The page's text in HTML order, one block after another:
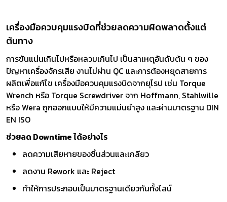
เครื่องมือควบคุมแรงบิดที่ช่วยลดความผิดพลาดตั้งแต่
ต้นทาง
การขันแน่นเกินไปหรือหลวมเกินไป เป็นสาเหตุอันดับต้น ๆ ของ
ปัญหาเครื่องจักรเสีย งานไม่ผ่าน QC และการต้องหยุดสายการ
ผลิตเพื่อแก้ไข เครื่องมือควบคุมแรงบิดจากยุโรป เช่น Torque
Wrench หรือ Torque Screwdriver จาก Hoffmann, Stahlwille
หรือ Wera ถูกออกแบบให้มีความแม่นยำสูง และผ่านมาตรฐาน DIN
EN ISO
ช่วยลด Downtime ได้อย่างไร
ลดความเสียหายของชิ้นส่วนและเกลียว
ลดงาน Rework และ Reject
ทำให้การประกอบเป็นมาตรฐานเดียวกันทั้งไลน์